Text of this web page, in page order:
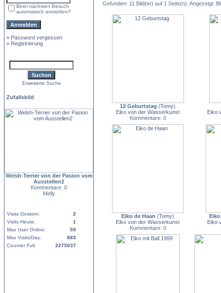
Beim nächsten Besuch
automatisch anmelden?
» Password vergessen
» Registrierung
Erweiterte Suche
Zufallsbild
Welsh-Terrier von der Pasion vom
Ausstellen2
Kommentare: 0
Melly
Visits Gestern:
2
Visits Heute:
1
Max User Online:
59
Max Visits/Day:
883
Counter Full:
2275037
Gefunden: 11 Bild(er) auf 1 Seite(n). Angezeigt:
12 Geburtstag (Tomy)
Eiko von der Wasserkunst
Kommentare: 0
Eiko
Eiko de Haan (Tomy)
Eiko von der Wasserkunst
Kommentare: 0
Eiko